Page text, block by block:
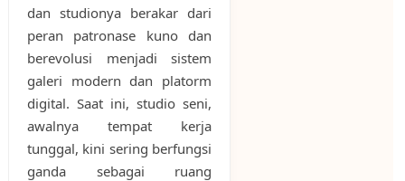
dan studionya berakar dari
peran patronase kuno dan
berevolusi menjadi sistem
galeri modern dan platorm
digital. Saat ini, studio seni,
awalnya tempat kerja
tunggal, kini sering berfungsi
ganda sebagai ruang